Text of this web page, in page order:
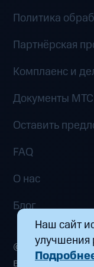
Наш сайт
улучшения
Политика
Партнёрская
Комплаенс и
Документы
Оставить
FAQ
О нас
Блог
© 2026 ООО
вычислений».